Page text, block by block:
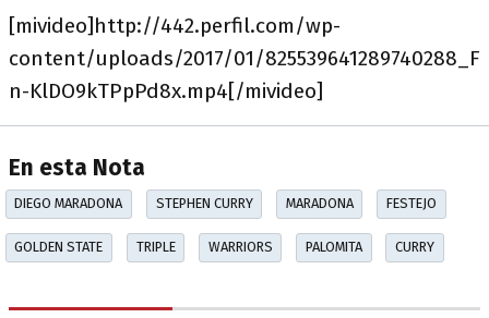
[mivideo]http://442.perfil.com/wp-
content/uploads/2017/01/825539641289740288_F
n-KlDO9kTPpPd8x.mp4[/mivideo]
En esta Nota
DIEGO MARADONA STEPHEN CURRY MARADONA FESTEJO
GOLDEN STATE TRIPLE WARRIORS PALOMITA CURRY